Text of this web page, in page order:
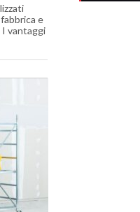
e
vantaggi